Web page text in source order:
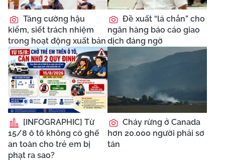
Tăng cường hậu
kiểm, siết trách nhiệm
trong hoạt động xuất bản
Đề xuất “lá chắn” cho
ngân hàng báo cáo giao
dịch đáng ngờ
[INFOGRAPHIC] Từ
15/8 ô tô không có ghế
an toàn cho trẻ em bị
phạt ra sao?
Cháy rừng ở Canada
hơn 20.000 người phải sơ
tán